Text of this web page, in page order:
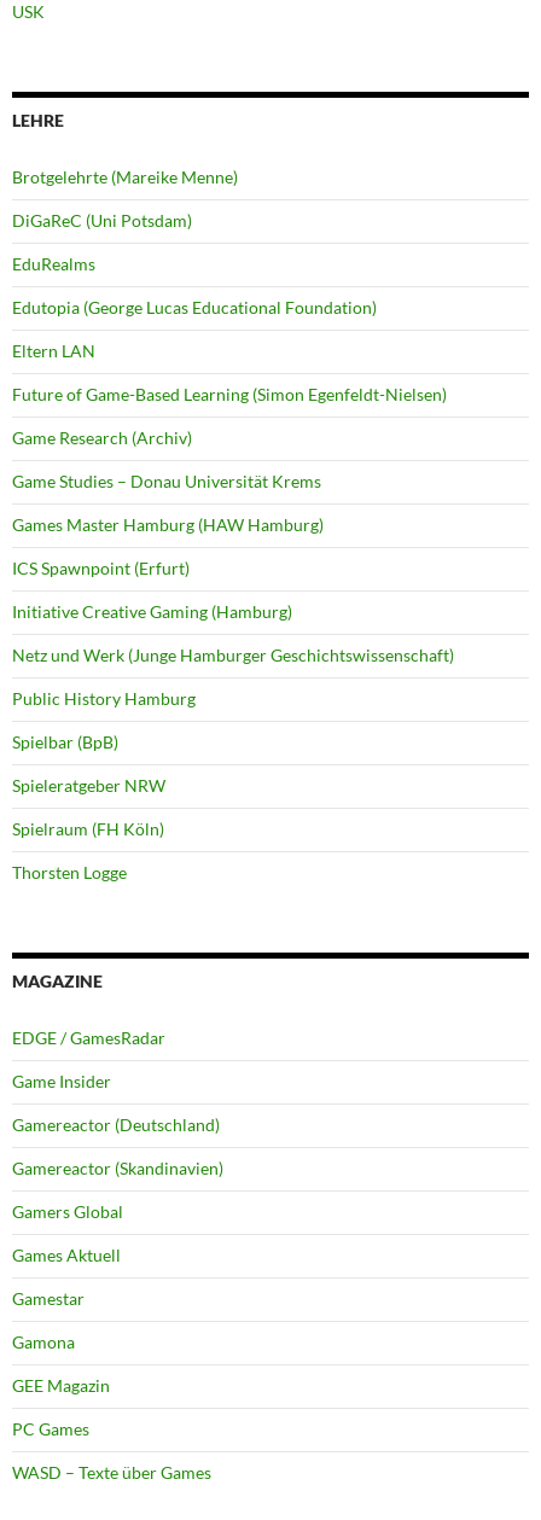
USK
LEHRE
Brotgelehrte (Mareike Menne)
DiGaReC (Uni Potsdam)
EduRealms
Edutopia (George Lucas Educational Foundation)
Eltern LAN
Future of Game-Based Learning (Simon Egenfeldt-Nielsen)
Game Research (Archiv)
Game Studies – Donau Universität Krems
Games Master Hamburg (HAW Hamburg)
ICS Spawnpoint (Erfurt)
Initiative Creative Gaming (Hamburg)
Netz und Werk (Junge Hamburger Geschichtswissenschaft)
Public History Hamburg
Spielbar (BpB)
Spieleratgeber NRW
Spielraum (FH Köln)
Thorsten Logge
MAGAZINE
EDGE / GamesRadar
Game Insider
Gamereactor (Deutschland)
Gamereactor (Skandinavien)
Gamers Global
Games Aktuell
Gamestar
Gamona
GEE Magazin
PC Games
WASD – Texte über Games